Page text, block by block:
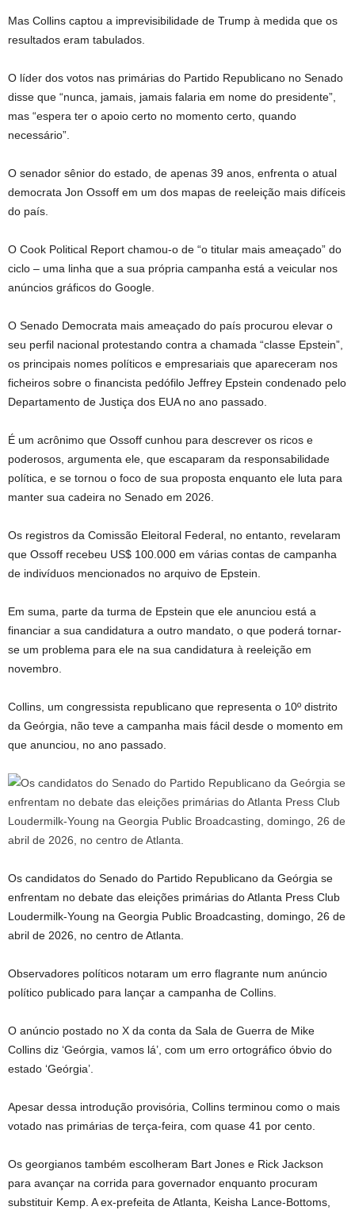
Mas Collins captou a imprevisibilidade de Trump à medida que os
resultados eram tabulados.
O líder dos votos nas primárias do Partido Republicano no Senado
disse que “nunca, jamais, jamais falaria em nome do presidente”,
mas “espera ter o apoio certo no momento certo, quando
necessário”.
O senador sênior do estado, de apenas 39 anos, enfrenta o atual
democrata Jon Ossoff em um dos mapas de reeleição mais difíceis
do país.
O Cook Political Report chamou-o de “o titular mais ameaçado” do
ciclo – uma linha que a sua própria campanha está a veicular nos
anúncios gráficos do Google.
O Senado Democrata mais ameaçado do país procurou elevar o
seu perfil nacional protestando contra a chamada “classe Epstein”,
os principais nomes políticos e empresariais que apareceram nos
ficheiros sobre o financista pedófilo Jeffrey Epstein condenado pelo
Departamento de Justiça dos EUA no ano passado.
É um acrônimo que Ossoff cunhou para descrever os ricos e
poderosos, argumenta ele, que escaparam da responsabilidade
política, e se tornou o foco de sua proposta enquanto ele luta para
manter sua cadeira no Senado em 2026.
Os registros da Comissão Eleitoral Federal, no entanto, revelaram
que Ossoff recebeu US$ 100.000 em várias contas de campanha
de indivíduos mencionados no arquivo de Epstein.
Em suma, parte da turma de Epstein que ele anunciou está a
financiar a sua candidatura a outro mandato, o que poderá tornar-
se um problema para ele na sua candidatura à reeleição em
novembro.
Collins, um congressista republicano que representa o 10º distrito
da Geórgia, não teve a campanha mais fácil desde o momento em
que anunciou, no ano passado.
Os candidatos do Senado do Partido Republicano da Geórgia se
enfrentam no debate das eleições primárias do Atlanta Press Club
Loudermilk-Young na Georgia Public Broadcasting, domingo, 26 de
abril de 2026, no centro de Atlanta.
Observadores políticos notaram um erro flagrante num anúncio
político publicado para lançar a campanha de Collins.
O anúncio postado no X da conta da Sala de Guerra de Mike
Collins diz ‘Geórgia, vamos lá’, com um erro ortográfico óbvio do
estado ‘Geórgia’.
Apesar dessa introdução provisória, Collins terminou como o mais
votado nas primárias de terça-feira, com quase 41 por cento.
Os georgianos também escolheram Bart Jones e Rick Jackson
para avançar na corrida para governador enquanto procuram
substituir Kemp. A ex-prefeita de Atlanta, Keisha Lance-Bottoms,